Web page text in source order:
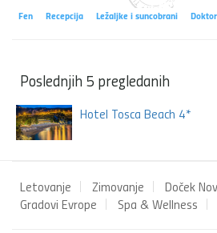
Fen Recepcija Ležaljke i suncobrani Doktor
Poslednjih 5 pregledanih
Hotel Tosca Beach 4*
Letovanje Zimovanje
Doček
Gradovi Evrope
Spa & Wellness